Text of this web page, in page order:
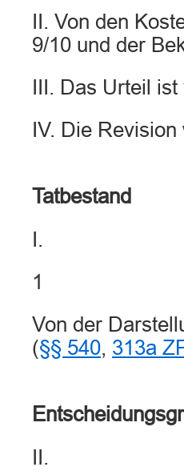
II. Von den
9/10 und der
III. Das Urteil
IV. Die
Tatbestand
I.
1
Von der
(§§ 540, 313a
II.